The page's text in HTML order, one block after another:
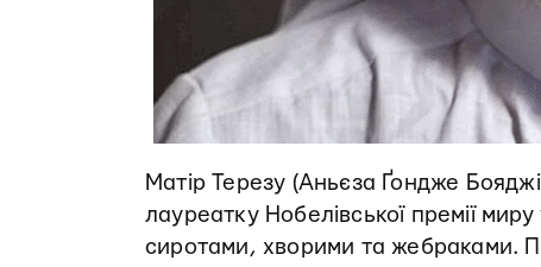
Матір Терезу (Аньєза Ґондже
лауреатку Нобелівської премії
сиротами, хворими та жебраками.